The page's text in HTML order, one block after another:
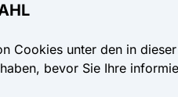
Cookies unter den in
bevor Sie Ihre